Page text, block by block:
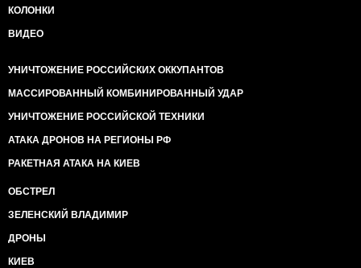
КОЛОНКИ
ВИДЕО
УНИЧТОЖЕНИЕ РОССИЙСКИХ ОККУПАНТОВ
МАССИРОВАННЫЙ КОМБИНИРОВАННЫЙ УДАР
УНИЧТОЖЕНИЕ РОССИЙСКОЙ ТЕХНИКИ
АТАКА ДРОНОВ НА РЕГИОНЫ РФ
РАКЕТНАЯ АТАКА НА КИЕВ
ОБСТРЕЛ
ЗЕЛЕНСКИЙ ВЛАДИМИР
ДРОНЫ
КИЕВ